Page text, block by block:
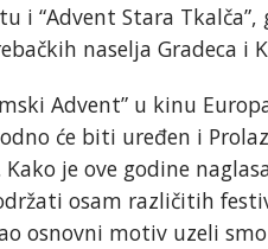
i “Advent Stara
naselja Gradeca i
Advent” u kinu
će biti uređen i
je ove godine
osam različitih
osnovni motiv uzeli